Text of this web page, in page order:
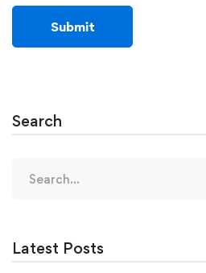
Search
for:
Latest Posts